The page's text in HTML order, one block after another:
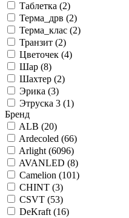
Таблетка (2)
Терма_дрв (2)
Терма_клас (2)
Транзит (2)
Цветочек (4)
Шар (8)
Шахтер (2)
Эрика (3)
Этруска 3 (1)
Бренд
ALB (20)
Ardecoled (66)
Arlight (6096)
AVANLED (8)
Camelion (101)
CHINT (3)
CSVT (53)
DeKraft (16)